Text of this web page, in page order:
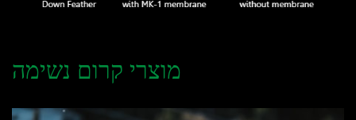
מוצרי קרום נשימה